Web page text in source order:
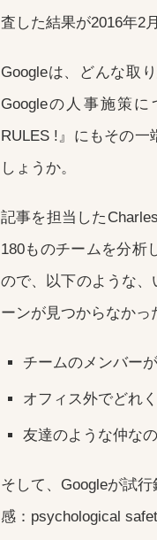
査した結果が2016年2
Googleは、どんな取
Googleの人事施策
RULES !』にもその
しょうか。
記事を担当した
180ものチームを分析
ので、以下のような
ーンが見つからなかっ
チームのメンバー
オフィス外でどれ
友達のような仲な
そして、Googleが試
感：psychological